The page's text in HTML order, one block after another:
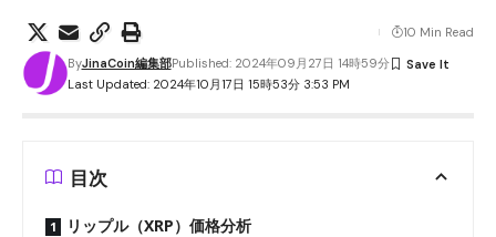
Last Updated: 2024年10月17日 15時53分 3:53 PM
ByJinaCoin編集部Published: 2024年09月27日 14時59分
10 Min Read
目次
リップル（XRP）価格分析